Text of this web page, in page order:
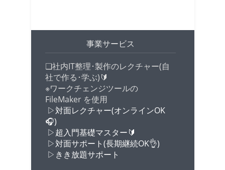
事業サービス
❏社内IT整理･製作のレクチャー(自
社で作る･学ぶ)🔰
※ワークチェンジツールの
FileMaker を使用
▷対面レクチャー(オンラインOK
🎧️)
▷超入門基礎マスター🔰
▷対面サポート(長期継続OK👌)
▷きき放題サポート